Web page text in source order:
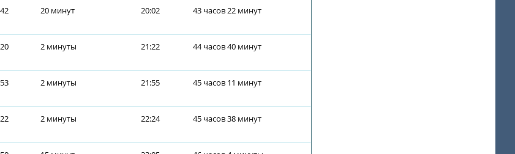
20 минут 20:02 43 часов 22 минут
2 минуты 21:22 44 часов 40 минут
2 минуты 21:55 45 часов 11 минут
2 минуты 22:24 45 часов 38 минут